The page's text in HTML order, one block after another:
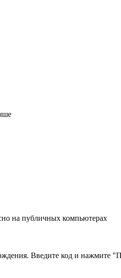
на публичных компьютерах
Введите код и нажмите